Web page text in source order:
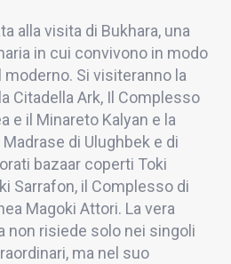
alla visita di Bukhara, una
in cui convivono in modo
Si visiteranno la
Citadella Ark, Il Complesso
e il Minareto Kalyan e la
di Ulughbek e di
bazaar coperti Toki
Sarrafon, il Complesso di
Magoki Attori. La vera
non risiede solo nei singoli
ma nel suo